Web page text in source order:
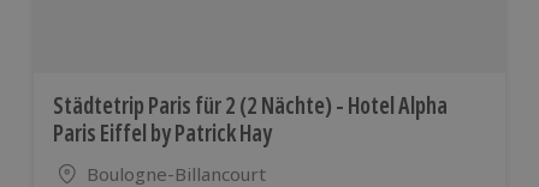
Städtetrip Paris für 2 (2 Nächte) - Hotel Alpha
Paris Eiffel by Patrick Hay
Standort
Boulogne-Billancourt